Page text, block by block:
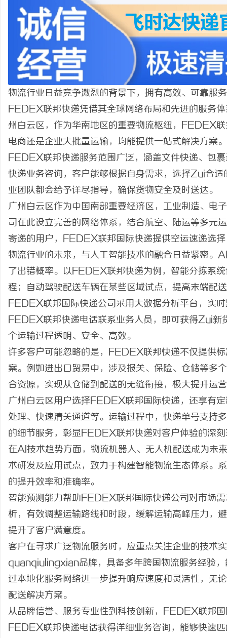
物流行业日益竞争激烈的背景下，拥有高效、可靠
FEDEX联邦快递凭借其全球网络布局和先进的服务
州白云区，作为华南地区的重要物流枢纽，FEDEX
电商还是企业大批量运输，均能提供一站式解决方案。
FEDEX联邦快递服务范围广泛，涵盖文件快递、包
快递业务咨询，客户能够根据自身需求，选择Zui合
业团队都会给予详尽指导，确保货物安全及时送达。
广州白云区作为中国南部重要经济区，工业制造、
司在此设立完善的网络体系，结合航空、陆运等多元
寄递的用户，FEDEX联邦国际快递提供空运速递选
物流行业的未来，与人工智能技术的融合日益紧密。
了出错概率。以FEDEX联邦快递为例，智能分拣系
程；自动驾驶配送车辆在某些区域试点，提高末端配
FEDEX联邦国际快递公司采用大数据分析平台，实
FEDEX联邦快递电话联系业务人员，即可获得Zui新
个运输过程透明、安全、高效。
许多客户可能忽略的是，FEDEX联邦快递不仅提供
案。例如进出口贸易中，涉及报关、保险、仓储等
合资源，实现从仓储到配送的无缝衔接，极大提升运
广州白云区用户选择FEDEX联邦国际快递，还享有
处理、快速清关通道等。运输过程中，快递单号支持
的细节服务，彰显FEDEX联邦快递对客户体验的深
在AI技术趋势方面，物流机器人、无人机配送成为
术研发及应用试点，致力于构建智能物流生态体系。
的提升效率和准确率。
智能预测能力帮助FEDEX联邦国际快递公司对市场
析，有效调整运输路线和时段，缓解运输高峰压力，
提升了客户满意度。
客户在寻求广泛物流服务时，应重点关注企业的技术
quanqiulingxian品牌，具备多年跨国物流服务经验
过本地化服务网络进一步提升响应速度和灵活性，无
配送解决方案。
从品牌信誉、服务专业性到科技创新，FEDEX联邦
FEDEX联邦快递电话获得详细业务咨询，能够快速